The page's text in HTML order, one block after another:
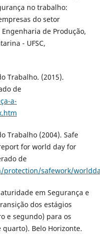
no trabalho:
do setor
de Produção,
- UFSC,
Trabalho. (2015).
de
a-
Trabalho (2004). Safe
for world day for
de
safework/
em Segurança e
dos estágios
e segundo) para os
Belo Horizonte.